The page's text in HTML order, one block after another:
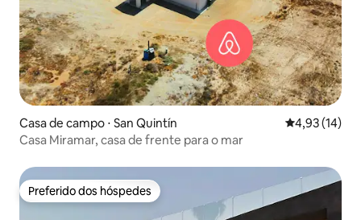
Casa de campo ⋅ San Quintín 4,93 de uma
4,93 (14)
Casa Miramar, casa de frente para o mar
Preferido dos hóspedes
Preferido dos hóspedes